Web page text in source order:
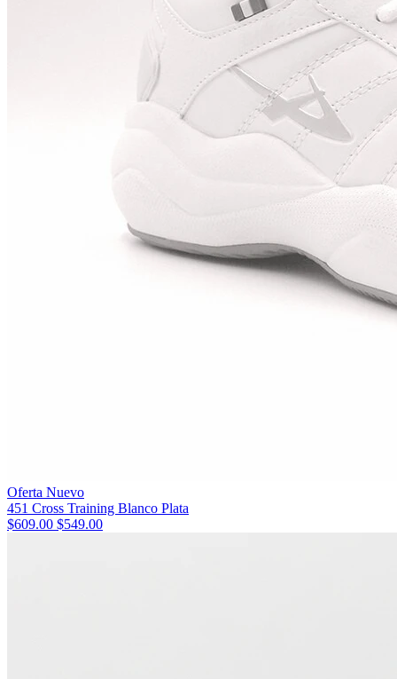
Oferta Nuevo
451 Cross Training Blanco Plata
$609.00 $549.00